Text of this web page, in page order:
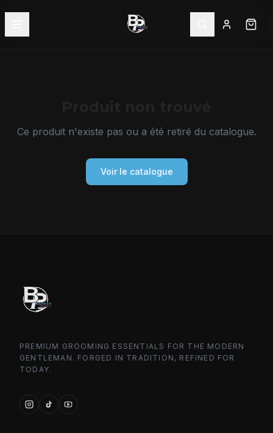
Ce produit n'existe pas ou a été retiré du catalogue.
Voir le catalogue
PREMIUM GROOMING ESSENTIALS FOR THE MODERN
GENTLEMAN. FORGED IN TRADITION, REFINED FOR
TODAY.